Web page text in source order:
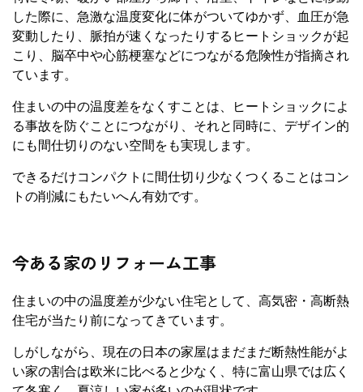
した際に、急激な温度変化に体がついてゆかず、血圧が急
変動したり、脈拍が速くなったりするヒートショックが起
こり、脳卒中や心筋梗塞などにつながる危険性が指摘され
ています。
住まいの中の温度差をなくすことは、ヒートショックによ
る事故を防ぐことにつながり、それと同時に、デザイン的
にも間仕切りのない空間をも実現します。
できるだけコンパクトに間仕切り少なくつくることはコン
トの削減にもたいへん有効です。
今ある家のリフォーム工事
住まいの中の温度差が少ない住宅として、高気密・高断熱
住宅が当たり前になってきています。
しがしながら、現在の日本の家屋はまだまだ断熱性能がよ
い家の割合は欧米に比べると少なく、特に富山県では広く